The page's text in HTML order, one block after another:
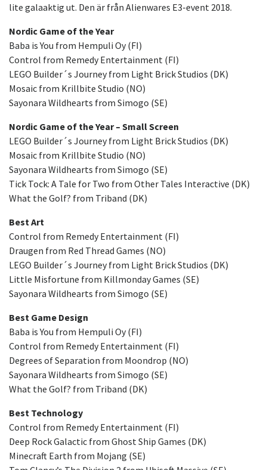
lite galaaktig ut. Den är från Alienwares E3-event 2018.
Nordic Game of the Year
Baba is You from Hempuli Oy (FI)
Control from Remedy Entertainment (FI)
LEGO Builder´s Journey from Light Brick Studios (DK)
Mosaic from Krillbite Studio (NO)
Sayonara Wildhearts from Simogo (SE)
Nordic Game of the Year – Small Screen
LEGO Builder´s Journey from Light Brick Studios (DK)
Mosaic from Krillbite Studio (NO)
Sayonara Wildhearts from Simogo (SE)
Tick Tock: A Tale for Two from Other Tales Interactive (DK)
What the Golf? from Triband (DK)
Best Art
Control from Remedy Entertainment (FI)
Draugen from Red Thread Games (NO)
LEGO Builder´s Journey from Light Brick Studios (DK)
Little Misfortune from Killmonday Games (SE)
Sayonara Wildhearts from Simogo (SE)
Best Game Design
Baba is You from Hempuli Oy (FI)
Control from Remedy Entertainment (FI)
Degrees of Separation from Moondrop (NO)
Sayonara Wildhearts from Simogo (SE)
What the Golf? from Triband (DK)
Best Technology
Control from Remedy Entertainment (FI)
Deep Rock Galactic from Ghost Ship Games (DK)
Minecraft Earth from Mojang (SE)